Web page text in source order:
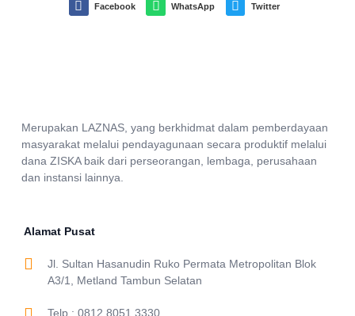
Facebook WhatsApp Twitter
Merupakan LAZNAS, yang berkhidmat dalam pemberdayaan
masyarakat melalui pendayagunaan secara produktif melalui
dana ZISKA baik dari perseorangan, lembaga, perusahaan
dan instansi lainnya.
Alamat Pusat
Jl. Sultan Hasanudin Ruko Permata Metropolitan Blok
A3/1, Metland Tambun Selatan
Telp : 0812 8051 3330